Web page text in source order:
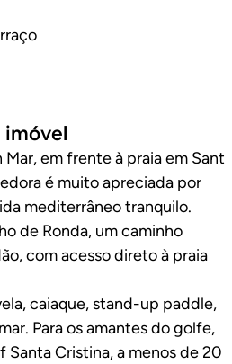
imóvel
em frente à praia em Sant
é muito apreciada por
mediterrâneo tranquilo.
de Ronda, um caminho
com acesso direto à praia
caiaque, stand-up paddle,
Para os amantes do golfe,
Santa Cristina, a menos de 20